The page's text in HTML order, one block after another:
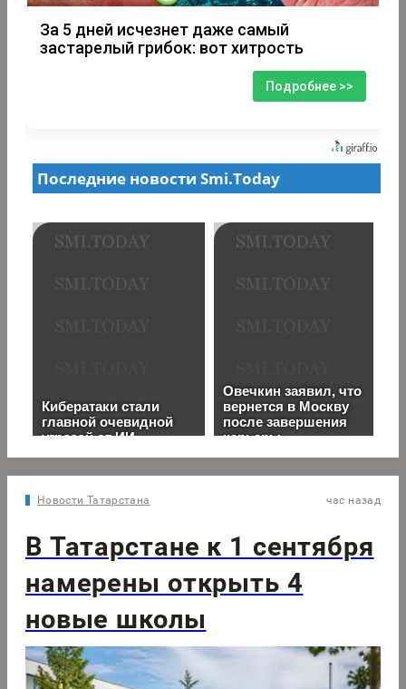
За 5 дней исчезнет даже самый
застарелый грибок: вот хитрость
Подробнее >>
Новости Татарстана час назад
В Татарстане к 1 сентября
намерены открыть 4
новые школы